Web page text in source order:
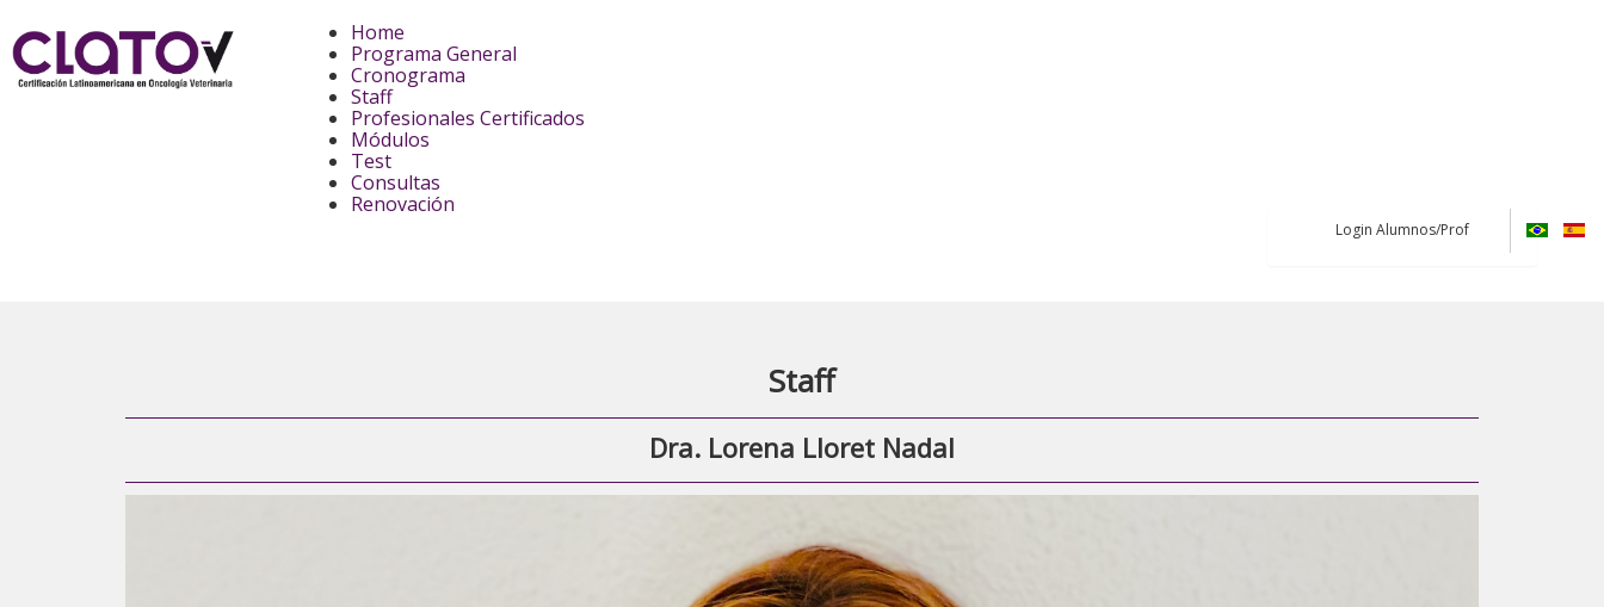
Home
Programa General
Cronograma
Staff
Profesionales Certificados
Módulos
Test
Consultas
Renovación
Login Alumnos/Prof
Staff
Dra. Lorena Lloret Nadal